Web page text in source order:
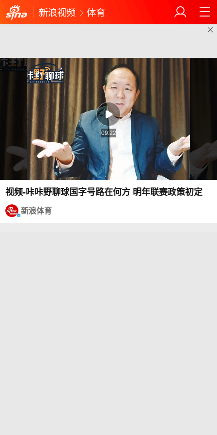
新浪视频 体育
09:22
视频-咔咔野聊球国字号路在何方 明年联赛政策初定
新浪体育